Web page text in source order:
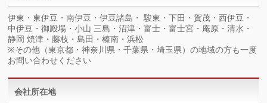
伊東・東伊豆・南伊豆・伊豆諸島・ 駿東・下田・賀茂・西伊豆・
中伊豆・御殿場・小山 三島・沼津・富士・富士宮・庵原・清水・
静岡 焼津・藤枝・島田・榛南・浜松
※その他（東京都・神奈川県・千葉県・埼玉県）の地域の方も一度
お問い合わせください
会社所在地